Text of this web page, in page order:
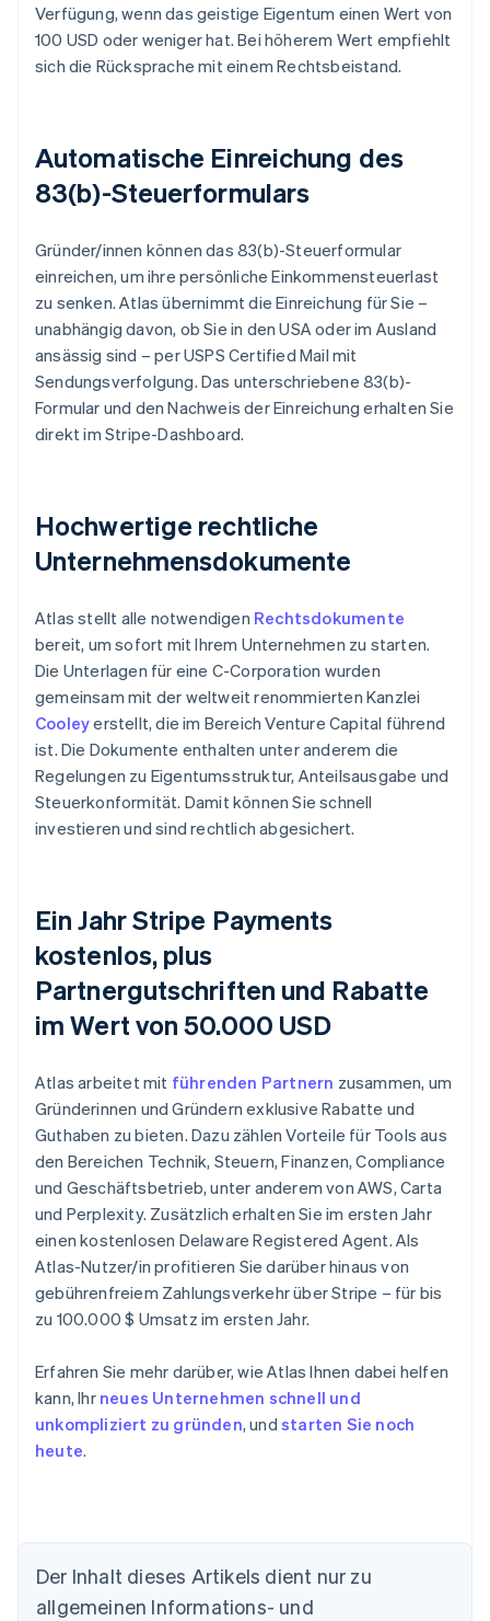
Verfügung, wenn das geistige Eigentum einen Wert von
100 USD oder weniger hat. Bei höherem Wert empfiehlt
sich die Rücksprache mit einem Rechtsbeistand.
Automatische Einreichung des
83(b)-Steuerformulars
Gründer/innen können das 83(b)-Steuerformular
einreichen, um ihre persönliche Einkommensteuerlast
zu senken. Atlas übernimmt die Einreichung für Sie –
unabhängig davon, ob Sie in den USA oder im Ausland
ansässig sind – per USPS Certified Mail mit
Sendungsverfolgung. Das unterschriebene 83(b)-
Formular und den Nachweis der Einreichung erhalten Sie
direkt im Stripe-Dashboard.
Hochwertige rechtliche
Unternehmensdokumente
Atlas stellt alle notwendigen Rechtsdokumente
bereit, um sofort mit Ihrem Unternehmen zu starten.
Die Unterlagen für eine C-Corporation wurden
gemeinsam mit der weltweit renommierten Kanzlei
Cooleyerstellt, die im Bereich Venture Capital führend
ist. Die Dokumente enthalten unter anderem die
Regelungen zu Eigentumsstruktur, Anteilsausgabe und
Steuerkonformität. Damit können Sie schnell
investieren und sind rechtlich abgesichert.
Ein Jahr Stripe Payments
kostenlos, plus
Partnergutschriften und Rabatte
im Wert von 50.000 USD
Atlas arbeitet mit führenden Partnern zusammen, um
Gründerinnen und Gründern exklusive Rabatte und
Guthaben zu bieten. Dazu zählen Vorteile für Tools aus
den Bereichen Technik, Steuern, Finanzen, Compliance
und Geschäftsbetrieb, unter anderem von AWS, Carta
und Perplexity. Zusätzlich erhalten Sie im ersten Jahr
einen kostenlosen Delaware Registered Agent. Als
Atlas-Nutzer/in profitieren Sie darüber hinaus von
gebührenfreiem Zahlungsverkehr über Stripe – für bis
zu 100.000 $ Umsatz im ersten Jahr.
Erfahren Sie mehr darüber, wie Atlas Ihnen dabei helfen
kann, Ihr neues Unternehmen schnell und
unkompliziert zu gründen, undstarten Sie noch
heute.
Der Inhalt dieses Artikels dient nur zu
allgemeinen Informations- und
English
Belgien